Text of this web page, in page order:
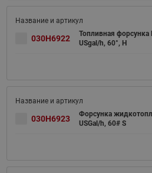
030H6922
Топливная форсунка
USgal/h, 60°, H
030H6923
Форсунка
USGal/h, 60# S